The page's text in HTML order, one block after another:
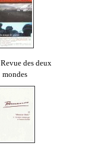
des deux
mondes